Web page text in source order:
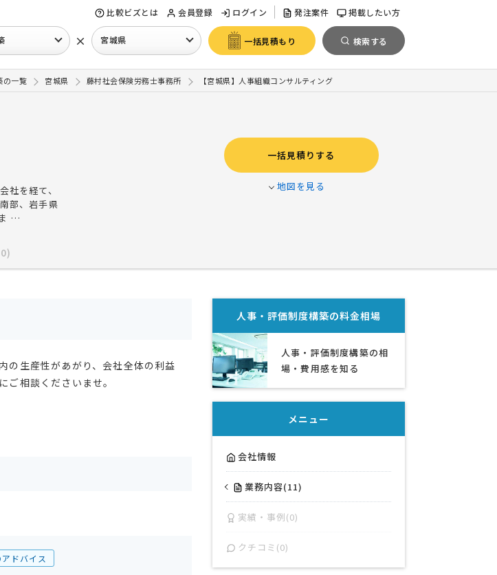
比較ビズとは 会員登録 ログイン 発注案件 掲載したい方
× 宮城県 一括見積もり 検索する
の一覧 宮城県 藤村社会保険労務士事務所 【宮城県】人事組織コンサルティング
社を経て、
部、岩手県
…
一括見積りする
地図を見る
の生産性があがり、会社全体の利益
相談くださいませ。
ドバイス
人事・評価制度構築の料金相場
人事・評価制度構築の相
場・費用感を知る
メニュー
会社情報
業務内容(11)
実績・事例(0)
クチコミ(0)